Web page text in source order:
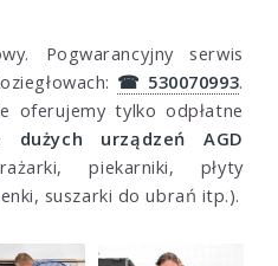
Pogwarancyjny serwis
☎ 530070993.
oferujemy tylko odpłatne
dużych urządzeń AGD
piekarniki, płyty
suszarki do ubrań itp.).